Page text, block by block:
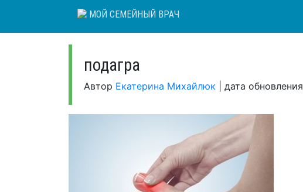
content
МОЙ СЕМЕЙНЫЙ ВРАЧ
подагра
Автор Екатерина Михайлюк дата обновления